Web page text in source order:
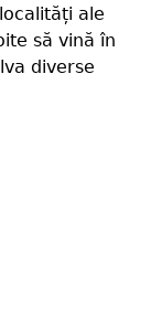
ale
să vină în
diverse